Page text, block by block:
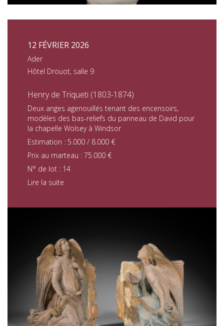
12 FÉVRIER 2026
Ader
Hôtel Drouot, salle 9
Henry de Triqueti (1803-1874)
Deux anges agenouillés tenant des encensoirs,
modèles des bas-reliefs du panneau de David pour
la chapelle Wolsey à Windsor
Estimation : 5.000 / 8.000 €
Prix au marteau : 75.000 €
N° de lot : 14
Lire la suite